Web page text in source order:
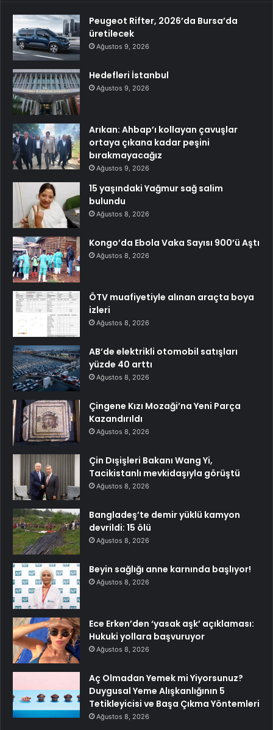
Peugeot Rifter, 2026’da Bursa’da
üretilecek
Ağustos 9, 2026
Hedefleri İstanbul
Ağustos 9, 2026
Arıkan: Ahbap’ı kollayan çavuşlar
ortaya çıkana kadar peşini
bırakmayacağız
Ağustos 9, 2026
15 yaşındaki Yağmur sağ salim
bulundu
Ağustos 8, 2026
Kongo’da Ebola Vaka Sayısı 900’ü Aştı
Ağustos 8, 2026
ÖTV muafiyetiyle alınan araçta boya
izleri
Ağustos 8, 2026
AB’de elektrikli otomobil satışları
yüzde 40 arttı
Ağustos 8, 2026
Çingene Kızı Mozaği’na Yeni Parça
Kazandırıldı
Ağustos 8, 2026
Çin Dışişleri Bakanı Wang Yi,
Tacikistanlı mevkidaşıyla görüştü
Ağustos 8, 2026
Bangladeş’te demir yüklü kamyon
devrildi: 15 ölü
Ağustos 8, 2026
Beyin sağlığı anne karnında başlıyor!
Ağustos 8, 2026
Ece Erken’den ‘yasak aşk’ açıklaması:
Hukuki yollara başvuruyor
Ağustos 8, 2026
Aç Olmadan Yemek mi Yiyorsunuz?
Duygusal Yeme Alışkanlığının 5
Tetikleyicisi ve Başa Çıkma Yöntemleri
Ağustos 8, 2026